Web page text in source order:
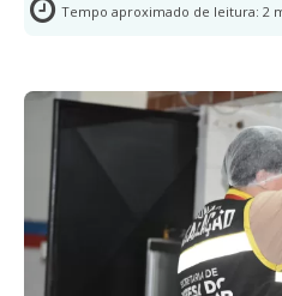
Tempo aproximado de leitura: 2